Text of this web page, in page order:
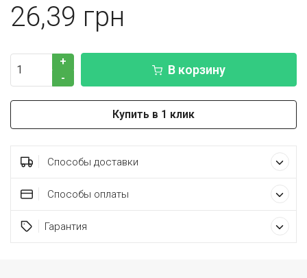
26,39
+
-
В корзину
Купить в 1 клик
Способы доставки
Способы оплаты
Гарантия